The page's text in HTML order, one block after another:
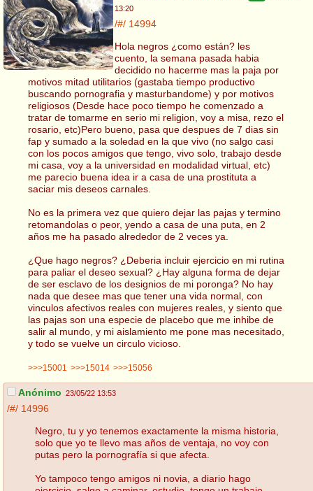
13:20
/#/ 14994
Hola negros ¿como están? les
cuento, la semana pasada habia
decidido no hacerme mas la paja por
motivos mitad utilitarios (gastaba tiempo productivo
buscando pornografia y masturbandome) y por motivos
religiosos (Desde hace poco tiempo he comenzado a
tratar de tomarme en serio mi religion, voy a misa, rezo el
rosario, etc)Pero bueno, pasa que despues de 7 dias sin
fap y sumado a la soledad en la que vivo (no salgo casi
con los pocos amigos que tengo, vivo solo, trabajo desde
mi casa, voy a la universidad en modalidad virtual, etc)
me parecio buena idea ir a casa de una prostituta a
saciar mis deseos carnales.
No es la primera vez que quiero dejar las pajas y termino
retomandolas o peor, yendo a casa de una puta, en 2
años me ha pasado alrededor de 2 veces ya.
¿Que hago negros? ¿Deberia incluir ejercicio en mi rutina
para paliar el deseo sexual? ¿Hay alguna forma de dejar
de ser esclavo de los designios de mi poronga? No hay
nada que desee mas que tener una vida normal, con
vinculos afectivos reales con mujeres reales, y siento que
las pajas son una especie de placebo que me inhibe de
salir al mundo, y mi aislamiento me pone mas necesitado,
y todo se vuelve un circulo vicioso.
>>>15001 >>>15014 >>>15056
Anónimo 23/05/22 13:53
/#/ 14996
Negro, tu y yo tenemos exactamente la misma historia,
solo que yo te llevo mas años de ventaja, no voy con
putas pero la pornografía si que afecta.
Yo tampoco tengo amigos ni novia, a diario hago